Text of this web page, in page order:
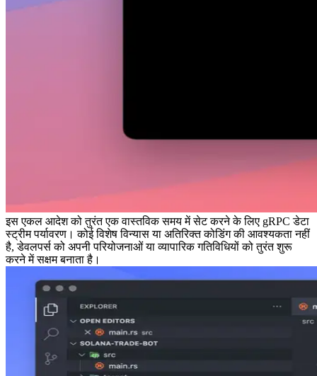
इस एकल आदेश को तुरंत एक वास्तविक समय में सेट करने के लिए gRPC डेटा
स्ट्रीम पर्यावरण। कोई विशेष विन्यास या अतिरिक्त कोडिंग की आवश्यकता नहीं
है, डेवलपर्स को अपनी परियोजनाओं या व्यापारिक गतिविधियों को तुरंत शुरू
करने में सक्षम बनाता है।